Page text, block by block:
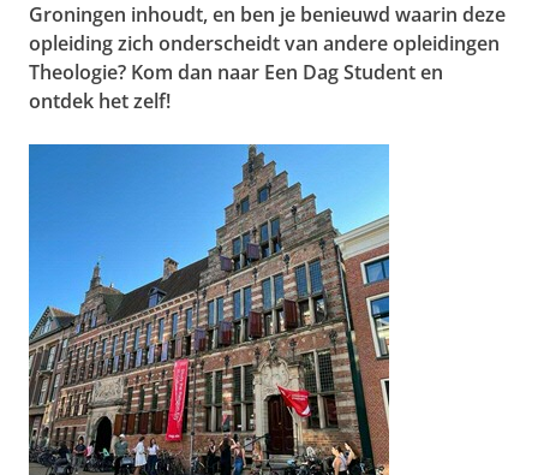
Groningen inhoudt, en ben je benieuwd waarin deze
opleiding zich onderscheidt van andere opleidingen
Theologie? Kom dan naar Een Dag Student en
ontdek het zelf!